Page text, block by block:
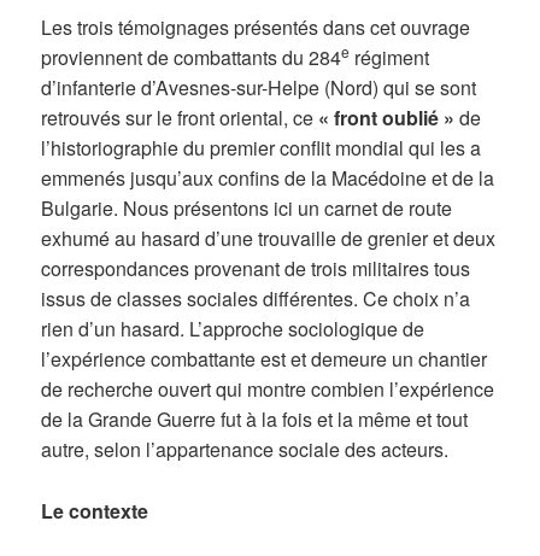
Les trois témoignages présentés dans cet ouvrage
proviennent de combattants du 284e régiment
d’infanterie d’Avesnes-sur-Helpe (Nord) qui se sont
retrouvés sur le front oriental, ce « front oublié » de
l’historiographie du premier conflit mondial qui les a
emmenés jusqu’aux confins de la Macédoine et de la
Bulgarie. Nous présentons ici un carnet de route
exhumé au hasard d’une trouvaille de grenier et deux
correspondances provenant de trois militaires tous
issus de classes sociales différentes. Ce choix n’a
rien d’un hasard. L’approche sociologique de
l’expérience combattante est et demeure un chantier
de recherche ouvert qui montre combien l’expérience
de la Grande Guerre fut à la fois et la même et tout
autre, selon l’appartenance sociale des acteurs.
Le contexte